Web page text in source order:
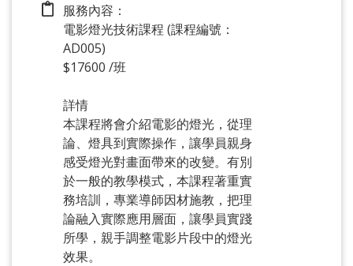
服務內容：
電影燈光技術課程 (課程編號：
AD005)
$17600 /班
詳情
本課程將會介紹電影的燈光，從理
論、燈具到實際操作，讓學員親身
感受燈光對畫面帶來的改變。有別
於一般的教學模式，本課程著重實
務培訓，專業導師因材施教，把理
論融入實際應用層面，讓學員實踐
所學，親手調整電影片段中的燈光
效果。